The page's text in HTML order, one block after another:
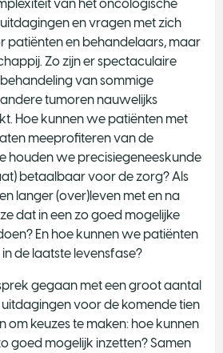
van het oncologische
en vragen met zich
patiënten en behandelaars, maar
Zo zijn er spectaculaire
van sommige
tumoren nauwelijks
Hoe kunnen we patiënten met
meeprofiteren van de
houden we precisiegeneeskunde
betaalbaar voor de zorg? Als
langer (over)leven met en na
dat in een zo goed mogelijke
En hoe kunnen we patiënten
de laatste levensfase?
gegaan met een groot aantal
voor de komende tien
om keuzes te maken: hoe kunnen
goed mogelijk inzetten? Samen